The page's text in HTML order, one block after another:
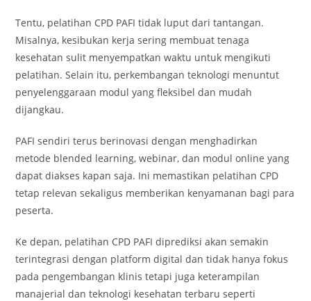
Tentu, pelatihan CPD PAFI tidak luput dari tantangan.
Misalnya, kesibukan kerja sering membuat tenaga
kesehatan sulit menyempatkan waktu untuk mengikuti
pelatihan. Selain itu, perkembangan teknologi menuntut
penyelenggaraan modul yang fleksibel dan mudah
dijangkau.
PAFI sendiri terus berinovasi dengan menghadirkan
metode blended learning, webinar, dan modul online yang
dapat diakses kapan saja. Ini memastikan pelatihan CPD
tetap relevan sekaligus memberikan kenyamanan bagi para
peserta.
Ke depan, pelatihan CPD PAFI diprediksi akan semakin
terintegrasi dengan platform digital dan tidak hanya fokus
pada pengembangan klinis tetapi juga keterampilan
manajerial dan teknologi kesehatan terbaru seperti